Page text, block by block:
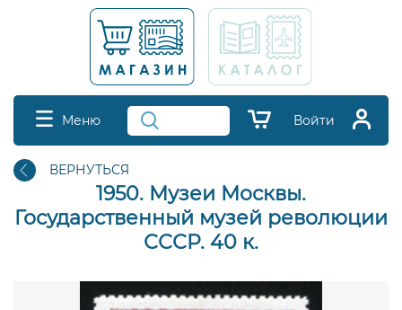
Меню Войти
ВЕРНУТЬСЯ
1950. Музеи Москвы.
Государственный музей революции
СССР. 40 к.